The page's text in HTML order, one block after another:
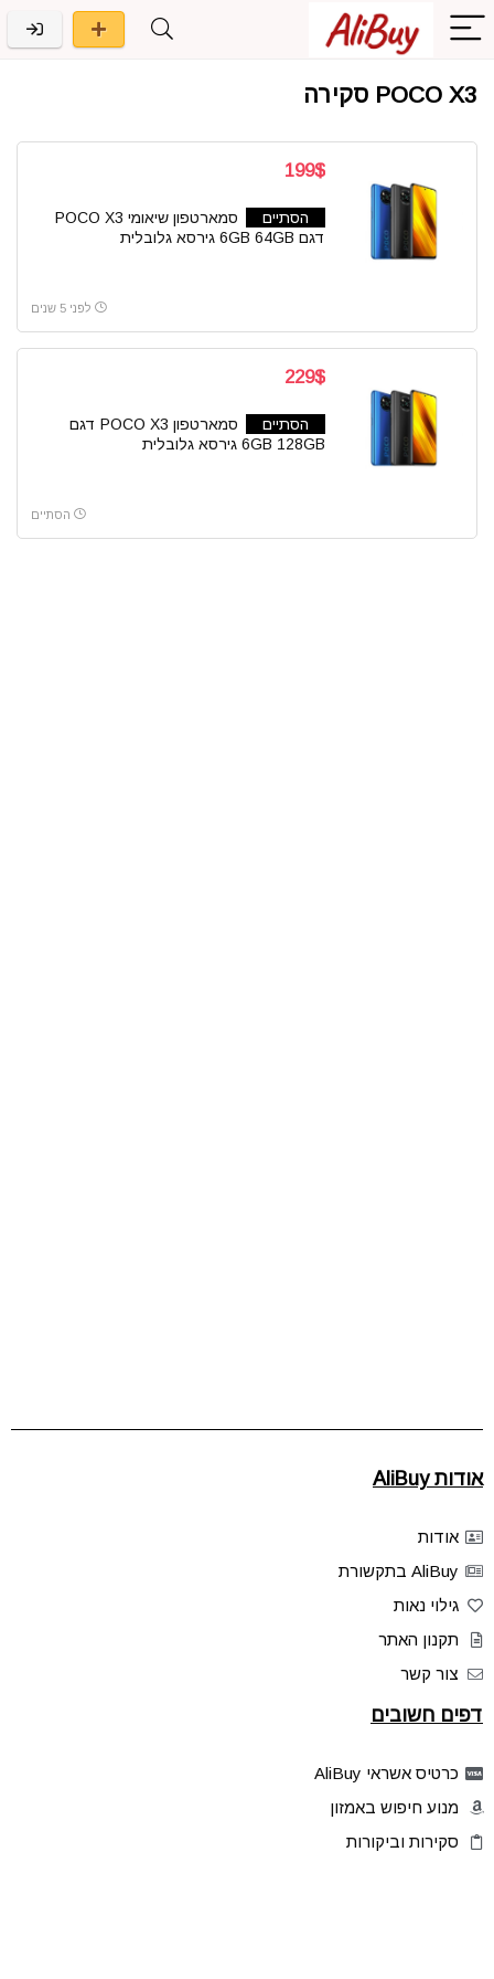
POCO X3 סקירה
199$
הסתיים
סמארטפון שיאומי POCO X3
דגם 6GB 64GB גירסא גלובלית
לפני 5 שנים
229$
הסתיים
סמארטפון POCO X3 דגם
6GB 128GB גירסא גלובלית
הסתיים
אודות AliBuy
אודות
AliBuy בתקשורת
גילוי נאות
תקנון האתר
צור קשר
דפים חשובים
כרטיס אשראי AliBuy
מנוע חיפוש באמזון
סקירות וביקורות